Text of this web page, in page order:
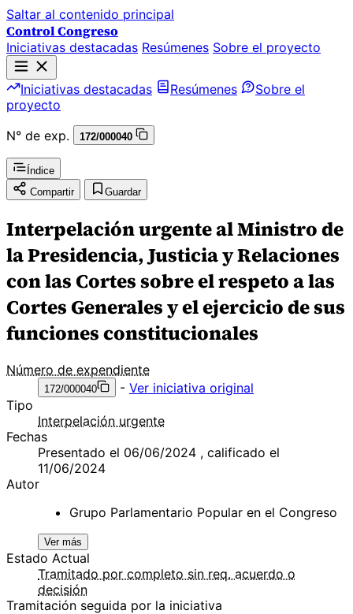
Saltar al contenido principal
Control Congreso
Iniciativas destacadas Resúmenes Sobre el proyecto
Iniciativas destacadas Resúmenes
Sobre el
proyecto
N° de exp.
172/000040
Índice
Compartir
Guardar
Interpelación urgente al Ministro de
la Presidencia, Justicia y Relaciones
con las Cortes sobre el respeto a las
Cortes Generales y el ejercicio de sus
funciones constitucionales
Número de expendiente
172/000040 - Ver iniciativa original
Tipo
Interpelación urgente
Fechas
Presentado el 06/06/2024 , calificado el
11/06/2024
Autor
Grupo Parlamentario Popular en el Congreso
Ver más
Estado Actual
Tramitado por completo sin req. acuerdo o
decisión
Tramitación seguida por la iniciativa